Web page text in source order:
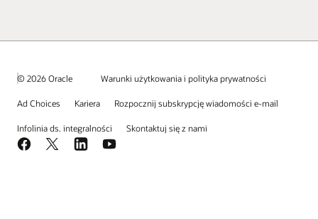
© 2026 Oracle Warunki użytkowania i polityka prywatności
Ad Choices Kariera Rozpocznij subskrypcję wiadomości e-mail
Infolinia ds. integralności Skontaktuj się z nami
Facebook
X LinkedInYouTube